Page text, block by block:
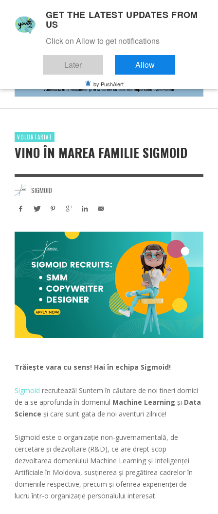
VOLUNTARIAT
VINO ÎN MAREA FAMILIE SIGMOID
SIGMOID
Trăiește vara cu sens! Hai în echipa Sigmoid!
Sigmoid recrutează! Suntem în căutare de noi tineri dornici
de a se aprofunda în domeniul Machine Learning și Data
Science și care sunt gata de noi aventuri zilnice!
Sigmoid este o organizație non-guvernamentală, de
cercetare și dezvoltare (R&D), ce are drept scop
dezvoltarea domeniului Machine Learning și Inteligenței
Artificiale în Moldova, susținerea și pregătirea cadrelor în
domeniile respective, precum și oferirea experienței de
lucru într-o organizație personalului interesat.
GET THE LATEST UPDATES FROM
US
Click on Allow to get notifications
Later Allow
by PushAlert